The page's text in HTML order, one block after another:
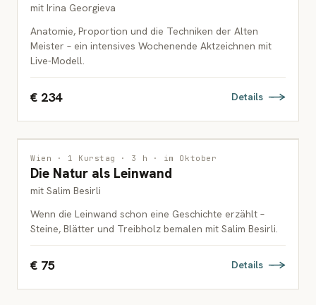
mit Irina Georgieva
Anatomie, Proportion und die Techniken der Alten
Meister – ein intensives Wochenende Aktzeichnen mit
Live-Modell.
€ 234 Details
MALEREI
FAMILIEN
Wien · 1 Kurstag · 3 h · im Oktober
Die Natur als Leinwand
mit Salim Besirli
Wenn die Leinwand schon eine Geschichte erzählt –
Steine, Blätter und Treibholz bemalen mit Salim Besirli.
€ 75 Details